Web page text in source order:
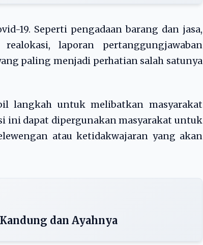
19. Seperti pengadaan barang dan jasa,
laporan pertanggungjawaban
paling menjadi perhatian salah satunya
langkah untuk melibatkan masyarakat
ini dapat dipergunakan masyarakat untuk
atau ketidakwajaran yang akan
dan Ayahnya